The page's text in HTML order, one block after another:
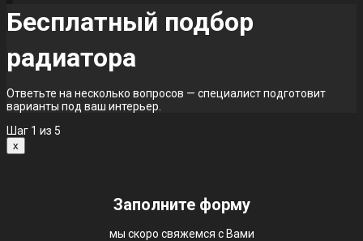
Бесплатный подбор
радиатора
Ответьте на несколько вопросов — специалист подготовит
варианты под ваш интерьер.
Шаг 1 из 5
x
Заполните форму
мы скоро свяжемся с Вами